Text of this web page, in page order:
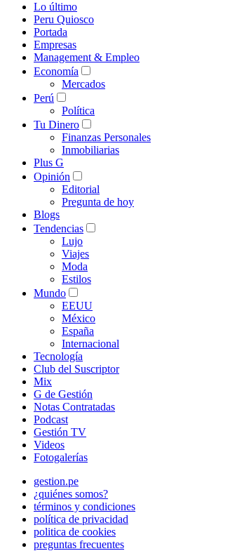
Lo último
Peru Quiosco
Portada
Empresas
Management & Empleo
Economía
Mercados
Perú
Política
Tu Dinero
Finanzas Personales
Inmobiliarias
Plus G
Opinión
Editorial
Pregunta de hoy
Blogs
Tendencias
Lujo
Viajes
Moda
Estilos
Mundo
EEUU
México
España
Internacional
Tecnología
Club del Suscriptor
Mix
G de Gestión
Notas Contratadas
Podcast
Gestión TV
Videos
Fotogalerías
gestion.pe
¿quiénes somos?
términos y condiciones
política de privacidad
politica de cookies
preguntas frecuentes